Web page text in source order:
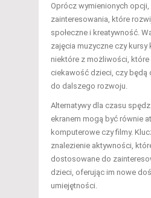
Oprócz wymienionych
zainteresowania, które
społeczne i kreatywność.
zajęcia muzyczne czy kursy
niektóre z możliwości,
ciekawość dzieci, czy będą
do dalszego rozwoju.
Alternatywy dla czasu
ekranem mogą być równie
komputerowe czy filmy.
znalezienie aktywności,
dostosowane do
dzieci, oferując im nowe
umiejętności.